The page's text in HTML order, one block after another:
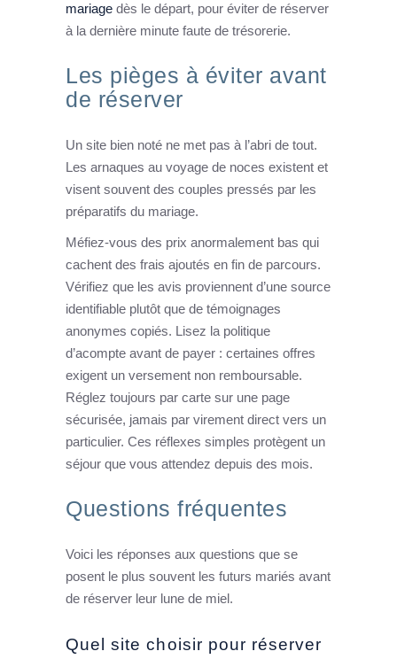
mariage dès le départ, pour éviter de réserver
à la dernière minute faute de trésorerie.
Les pièges à éviter avant
de réserver
Un site bien noté ne met pas à l’abri de tout.
Les arnaques au voyage de noces existent et
visent souvent des couples pressés par les
préparatifs du mariage.
Méfiez-vous des prix anormalement bas qui
cachent des frais ajoutés en fin de parcours.
Vérifiez que les avis proviennent d’une source
identifiable plutôt que de témoignages
anonymes copiés. Lisez la politique
d’acompte avant de payer : certaines offres
exigent un versement non remboursable.
Réglez toujours par carte sur une page
sécurisée, jamais par virement direct vers un
particulier. Ces réflexes simples protègent un
séjour que vous attendez depuis des mois.
Questions fréquentes
Voici les réponses aux questions que se
posent le plus souvent les futurs mariés avant
de réserver leur lune de miel.
Quel site choisir pour réserver